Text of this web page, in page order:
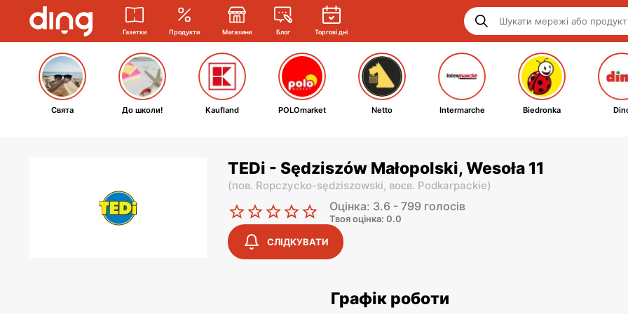
Газетки Продукти Магазини Блог Торгові дні
Свята До школи! Kaufland POLOmarket Netto Intermarche Biedronka
TEDi - Sędziszów Małopolski, Wesoła 11
(пов. Ropczycko-sędziszowski, воєв. Podkarpackie)
Оцінка: 3.6 - 799 голосів
Твоя оцінка: 0.0
СЛІДКУВАТИ
Графік роботи